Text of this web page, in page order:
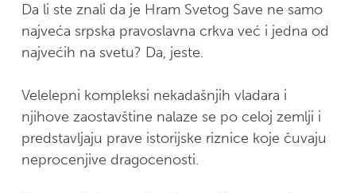
Da li ste znali da je Hram Svetog Save ne samo
najveća srpska pravoslavna crkva već i jedna od
najvećih na svetu? Da, jeste.
Velelepni kompleksi nekadašnjih vladara i
njihove zaostavštine nalaze se po celoj zemlji i
predstavljaju prave istorijske riznice koje čuvaju
neprocenjive dragocenosti.